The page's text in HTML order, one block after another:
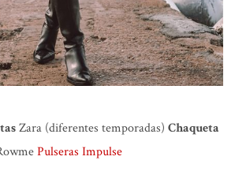
Zara (diferentes temporadas) Chaqueta
Pulseras Impulse